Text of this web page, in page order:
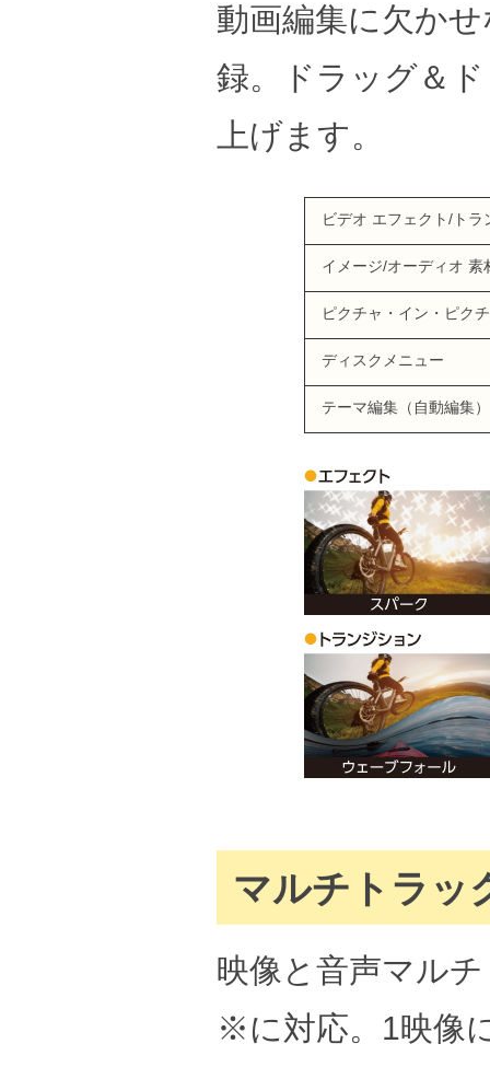
動画編集に欠か
録。ドラッグ＆
上げます。
ビデオ エフェクト/ト
イメージ/オーディオ 素
ピクチャ・イン・ピク
ディスクメニュー
テーマ編集（自動編集）
マルチトラッ
映像と音声マル
※に対応。1映像